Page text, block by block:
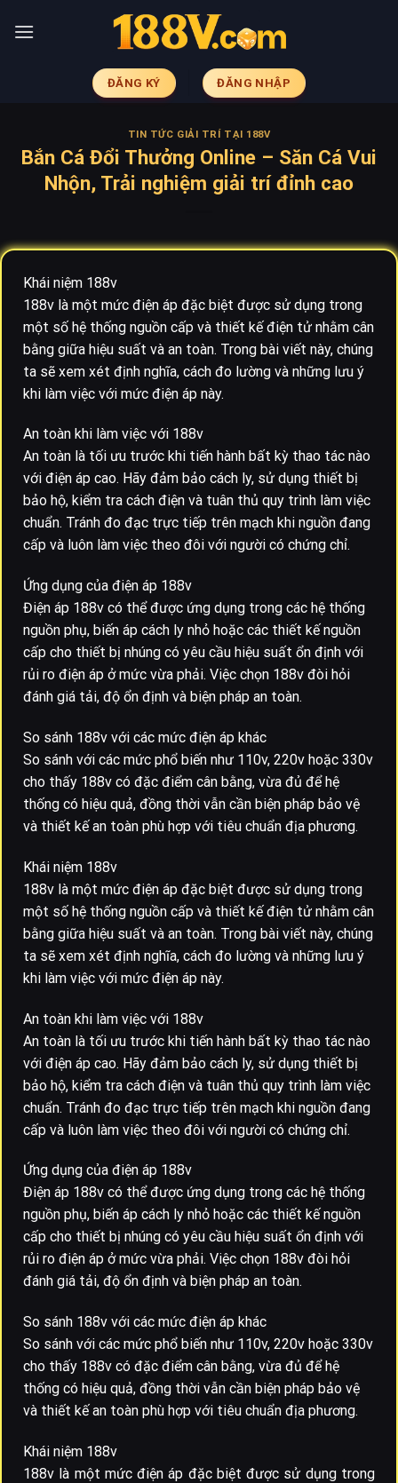
ĐĂNG KÝ ĐĂNG NHẬP
TIN TỨC GIẢI TRÍ TẠI 188V
Bắn Cá Đổi Thưởng Online – Săn Cá Vui
Nhộn, Trải nghiệm giải trí đỉnh cao
Khái niệm 188v
188v là một mức điện áp đặc biệt được sử dụng trong
một số hệ thống nguồn cấp và thiết kế điện tử nhằm cân
bằng giữa hiệu suất và an toàn. Trong bài viết này, chúng
ta sẽ xem xét định nghĩa, cách đo lường và những lưu ý
khi làm việc với mức điện áp này.
An toàn khi làm việc với 188v
An toàn là tối ưu trước khi tiến hành bất kỳ thao tác nào
với điện áp cao. Hãy đảm bảo cách ly, sử dụng thiết bị
bảo hộ, kiểm tra cách điện và tuân thủ quy trình làm việc
chuẩn. Tránh đo đạc trực tiếp trên mạch khi nguồn đang
cấp và luôn làm việc theo đôi với người có chứng chỉ.
Ứng dụng của điện áp 188v
Điện áp 188v có thể được ứng dụng trong các hệ thống
nguồn phụ, biến áp cách ly nhỏ hoặc các thiết kế nguồn
cấp cho thiết bị nhúng có yêu cầu hiệu suất ổn định với
rủi ro điện áp ở mức vừa phải. Việc chọn 188v đòi hỏi
đánh giá tải, độ ổn định và biện pháp an toàn.
So sánh 188v với các mức điện áp khác
So sánh với các mức phổ biến như 110v, 220v hoặc 330v
cho thấy 188v có đặc điểm cân bằng, vừa đủ để hệ
thống có hiệu quả, đồng thời vẫn cần biện pháp bảo vệ
và thiết kế an toàn phù hợp với tiêu chuẩn địa phương.
Khái niệm 188v
188v là một mức điện áp đặc biệt được sử dụng trong
một số hệ thống nguồn cấp và thiết kế điện tử nhằm cân
bằng giữa hiệu suất và an toàn. Trong bài viết này, chúng
ta sẽ xem xét định nghĩa, cách đo lường và những lưu ý
khi làm việc với mức điện áp này.
An toàn khi làm việc với 188v
An toàn là tối ưu trước khi tiến hành bất kỳ thao tác nào
với điện áp cao. Hãy đảm bảo cách ly, sử dụng thiết bị
bảo hộ, kiểm tra cách điện và tuân thủ quy trình làm việc
chuẩn. Tránh đo đạc trực tiếp trên mạch khi nguồn đang
cấp và luôn làm việc theo đôi với người có chứng chỉ.
Ứng dụng của điện áp 188v
Điện áp 188v có thể được ứng dụng trong các hệ thống
nguồn phụ, biến áp cách ly nhỏ hoặc các thiết kế nguồn
cấp cho thiết bị nhúng có yêu cầu hiệu suất ổn định với
rủi ro điện áp ở mức vừa phải. Việc chọn 188v đòi hỏi
đánh giá tải, độ ổn định và biện pháp an toàn.
So sánh 188v với các mức điện áp khác
So sánh với các mức phổ biến như 110v, 220v hoặc 330v
cho thấy 188v có đặc điểm cân bằng, vừa đủ để hệ
thống có hiệu quả, đồng thời vẫn cần biện pháp bảo vệ
và thiết kế an toàn phù hợp với tiêu chuẩn địa phương.
Khái niệm 188v
188v là một mức điện áp đặc biệt được sử dụng trong